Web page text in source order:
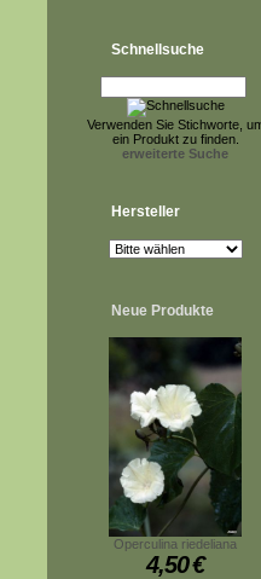
Schnellsuche
Verwenden Sie Stichworte,
ein Produkt zu finden.
erweiterte Suche
Hersteller
Neue Produkte
Operculina riedeliana
4,50€